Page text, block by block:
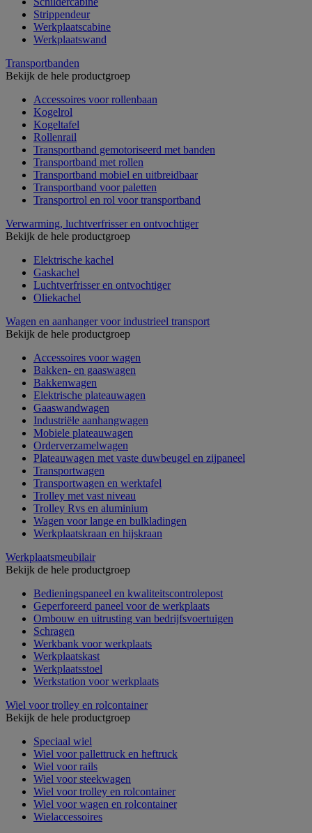
Strippendeur
Werkplaatscabine
Werkplaatswand
Transportbanden
Bekijk de hele productgroep
Accessoires voor rollenbaan
Kogelrol
Kogeltafel
Rollenrail
Transportband gemotoriseerd met banden
Transportband met rollen
Transportband mobiel en uitbreidbaar
Transportband voor paletten
Transportrol en rol voor transportband
Verwarming, luchtverfrisser en ontvochtiger
Bekijk de hele productgroep
Elektrische kachel
Gaskachel
Luchtverfrisser en ontvochtiger
Oliekachel
Wagen en aanhanger voor industrieel transport
Bekijk de hele productgroep
Accessoires voor wagen
Bakken- en gaaswagen
Bakkenwagen
Elektrische plateauwagen
Gaaswandwagen
Industriële aanhangwagen
Mobiele plateauwagen
Orderverzamelwagen
Plateauwagen met vaste duwbeugel en zijpaneel
Transportwagen
Transportwagen en werktafel
Trolley met vast niveau
Trolley Rvs en aluminium
Wagen voor lange en bulkladingen
Werkplaatskraan en hijskraan
Werkplaatsmeubilair
Bekijk de hele productgroep
Bedieningspaneel en kwaliteitscontrolepost
Geperforeerd paneel voor de werkplaats
Ombouw en uitrusting van bedrijfsvoertuigen
Schragen
Werkbank voor werkplaats
Werkplaatskast
Werkplaatsstoel
Werkstation voor werkplaats
Wiel voor trolley en rolcontainer
Bekijk de hele productgroep
Speciaal wiel
Wiel voor pallettruck en heftruck
Wiel voor rails
Wiel voor steekwagen
Wiel voor trolley en rolcontainer
Wiel voor wagen en rolcontainer
Wielaccessoires